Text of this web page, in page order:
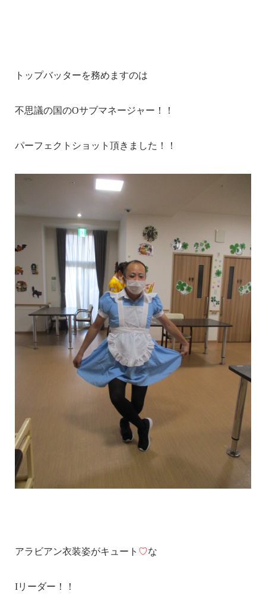
トップバッターを務めますのは
不思議の国のOサブマネージャー！！
パーフェクトショット頂きました！！
アラビアン衣装姿がキュート ♡な
Iリーダー！！